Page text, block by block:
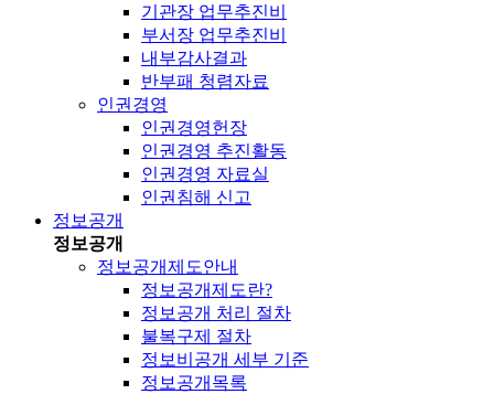
기관장 업무추진비
부서장 업무추진비
내부감사결과
반부패 청렴자료
인권경영
인권경영헌장
인권경영 추진활동
인권경영 자료실
인권침해 신고
정보공개
정보공개
정보공개제도안내
정보공개제도란?
정보공개 처리 절차
불복구제 절차
정보비공개 세부 기준
정보공개목록